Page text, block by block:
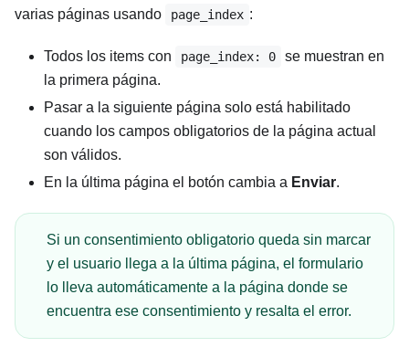
varias páginas usando
page_index :
Todos los items con page_index: 0
se muestran en
la primera página.
Pasar a la siguiente página solo está habilitado
cuando los campos obligatorios de la página actual
son válidos.
En la última página el botón cambia a Enviar.
Si un consentimiento obligatorio queda sin marcar
y el usuario llega a la última página, el formulario
lo lleva automáticamente a la página donde se
encuentra ese consentimiento y resalta el error.